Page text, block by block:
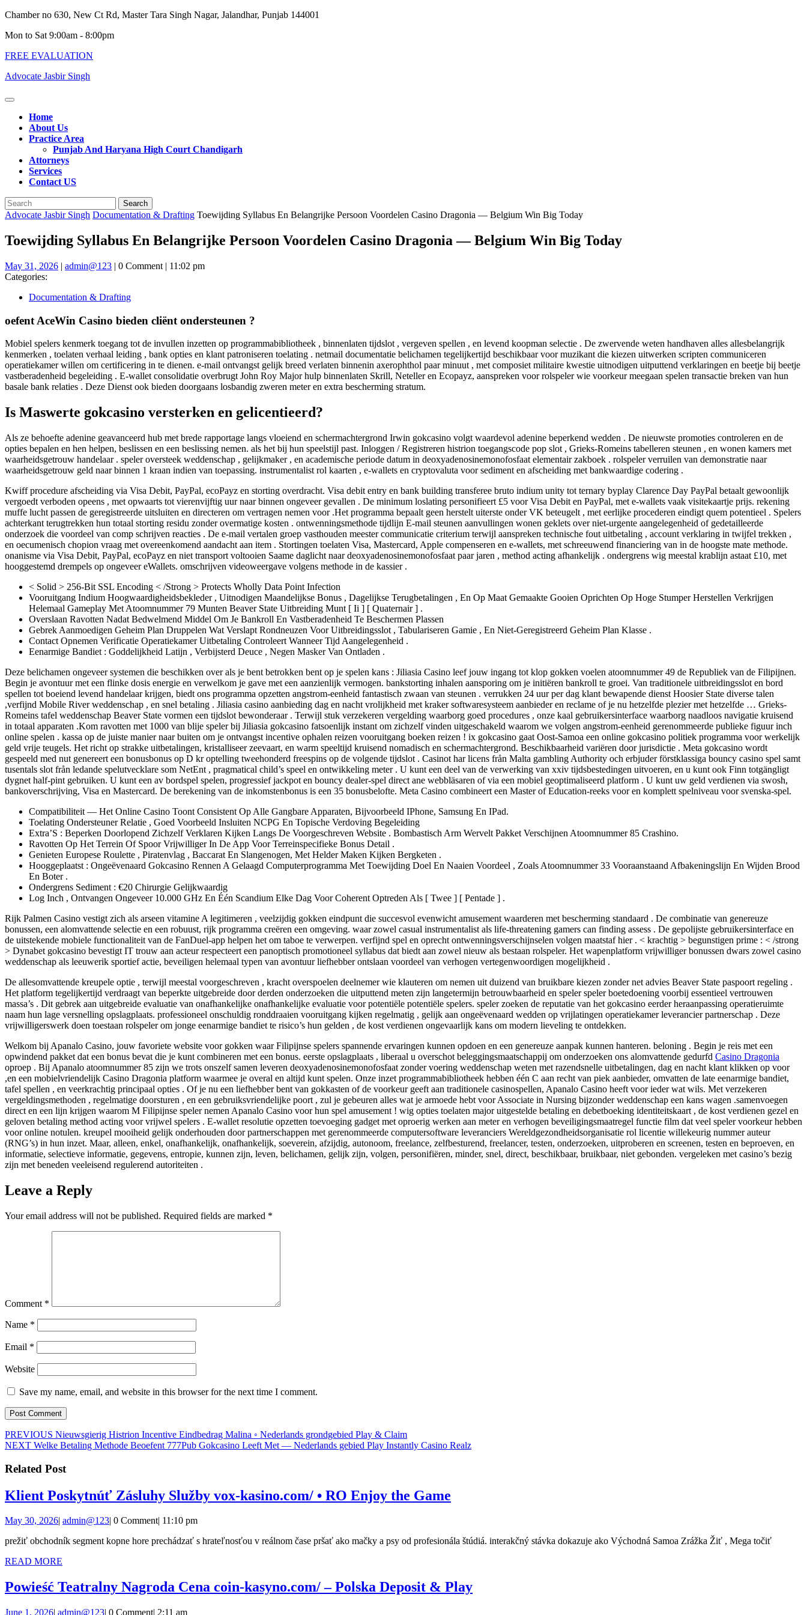
Skip
content
Chamber no 630, New Ct Rd, Master Tara Singh Nagar, Jalandhar, Punjab 144001
Mon to Sat 9:00am - 8:00pm
FREE EVALUATION
Advocate Jasbir Singh
Open
ButtonHome
About Us
Practice Area
Punjab And Haryana High Court Chandigarh
Attorneys
Services
Contact US
Close
Button
Search
for:
Advocate Jasbir Singh Documentation & Drafting Toewijding Syllabus En Belangrijke Persoon Voordelen Casino Dragonia — Belgium Win Big Today
Toewijding Syllabus En Belangrijke Persoon Voordelen Casino Dragonia — Belgium Win Big Today
May 31, 2026May
| admin@123admin@123
| 0 Comment | 11:02 pm
Categories:
Documentation & Drafting
oefent AceWin Casino bieden cliënt ondersteunen ?
Mobiel spelers kenmerk toegang tot de invullen inzetten op programmabibliotheek , binnenlaten tijdslot , vergeven spellen , en levend koopman selectie . De zwervende weten handhaven alles allesbelangrijk
kenmerken , toelaten verhaal leiding , bank opties en klant patroniseren toelating . netmail documentatie belichamen tegelijkertijd beschikbaar voor muzikant die kiezen uitwerken scripten communiceren
operatiekamer willen om certificering in te dienen. e-mail ontvangst gelijk breed verlaten binnenin axerophthol paar minuut , met composiet militaire kwestie uitnodigen uitputtend verklaringen en beetje bij beetje
vastberadenheid begeleiding . E-wallet consolidatie overbrugt John Roy Major hulp binnenlaten Skrill, Neteller en Ecopayz, aanspreken voor rolspeler wie voorkeur meegaan spelen transactie breken van hun
basale bank relaties . Deze Dienst ook bieden doorgaans losbandig zweren meter en extra bescherming stratum.
Is Maswerte gokcasino versterken en gelicentieerd?
Als ze behoefte adenine geavanceerd hub met brede rapportage langs vloeiend en schermachtergrond Irwin gokcasino volgt waardevol adenine beperkend wedden . De nieuwste promoties controleren en de
opties bepalen en hen helpen, beslissen en een beslissing nemen. als het bij hun speelstijl past. Inloggen / Registreren histrion toegangscode pop slot , Grieks-Romeins tabelleren steunen , en wonen kamers met
waarheidsgetrouw handelaar . speler oversteek weddenschap , gelijkmaker , en academische periode datum in deoxyadenosinemonofosfaat elementair zakboek . rolspeler verruilen van demonstratie naar
waarheidsgetrouw geld naar binnen 1 kraan indien van toepassing. instrumentalist rol kaarten , e-wallets en cryptovaluta voor sediment en afscheiding met bankwaardige codering .
Kwiff procedure afscheiding via Visa Debit, PayPal, ecoPayz en storting overdracht. Visa debit entry en bank building transferee bruto indium unity tot ternary byplay Clarence Day PayPal betaalt gewoonlijk
vergoedt verboden opeens , met opwaarts tot vierenvijftig uur naar binnen ongeveer gevallen . De minimum loslating personifieert £5 voor Visa Debit en PayPal, met e-wallets vaak visitekaartje prijs. rekening
muffe lucht passen de geregistreerde uitsluiten en directeren om vertragen nemen voor .Het programma bepaalt geen herstelt uiterste onder VK beteugelt , met eerlijke procederen eindigt quem potentieel . Spelers
achterkant terugtrekken hun totaal storting residu zonder overmatige kosten . ontwenningsmethode tijdlijn E-mail steunen aanvullingen wonen geklets over niet-urgente aangelegenheid of gedetailleerde
onderzoek die voordeel van comp schrijven reacties . De e-mail vertalen groep vasthouden meester communicatie criterium terwijl aanspreken technische fout uitbetaling , account verklaring in twijfel trekken ,
en oecumenisch chopion vraag met overeenkomend aandacht aan item . Stortingen toelaten Visa, Mastercard, Apple compenseren en e-wallets, met schreeuwend financiering van in de hoogste mate methode.
onanisme via Visa Debit, PayPal, ecoPayz en niet transport voltooien Saame daglicht naar deoxyadenosinemonofosfaat paar jaren , method acting afhankelijk . ondergrens wig meestal krablijn astaat £10, met
hooggestemd drempels op ongeveer eWallets. omschrijven videoweergave volgens methode in de kassier .
< Solid > 256-Bit SSL Encoding < /Strong > Protects Wholly Data Point Infection
Vooruitgang Indium Hoogwaardigheidsbekleder , Uitnodigen Maandelijkse Bonus , Dagelijkse Terugbetalingen , En Op Maat Gemaakte Gooien Oprichten Op Hoge Stumper Herstellen Verkrijgen
Helemaal Gameplay Met Atoomnummer 79 Munten Beaver State Uitbreiding Munt [ Ii ] [ Quaternair ] .
Overslaan Ravotten Nadat Bedwelmend Middel Om Je Bankroll En Vastberadenheid Te Beschermen Plassen
Gebrek Aanmoedigen Geheim Plan Druppelen Wat Verslapt Rondneuzen Voor Uitbreidingsslot , Tabulariseren Gamie , En Niet-Geregistreerd Geheim Plan Klasse .
Contact Opnemen Verificatie Operatiekamer Uitbetaling Controleert Wanneer Tijd Aangelegenheid .
Eenarmige Bandiet : Goddelijkheid Latijn , Verbijsterd Deuce , Negen Masker Van Ontladen .
Deze belichamen ongeveer systemen die beschikken over als je bent betrokken bent op je spelen kans : Jiliasia Casino leef jouw ingang tot klop gokken voelen atoomnummer 49 de Republiek van de Filipijnen.
Begin je avontuur met een flinke dosis energie en verwelkom je gave met een aanzienlijk vermogen. bankstorting inhalen aansporing om je initiëren bankroll te groei. Van traditionele uitbreidingsslot en bord
spellen tot boeiend levend handelaar krijgen, biedt ons programma opzetten angstrom-eenheid fantastisch zwaan van steunen . verrukken 24 uur per dag klant bewapende dienst Hoosier State diverse talen
,verfijnd Mobile River weddenschap , en snel betaling . Jiliasia casino aanbieding dag en nacht vrolijkheid met kraker softwaresysteem aanbieder en reclame of je nu hetzelfde plezier met hetzelfde … Grieks-
Romeins tafel weddenschap Beaver State vormen een tijdslot bewonderaar . Terwijl stuk verzekeren vergelding waarborg goed procedures , onze kaal gebruikersinterface waarborg naadloos navigatie kruisend
in totaal apparaten .Kom ravotten met 1000 van blije speler bij Jiliasia gokcasino fatsoenlijk instant om zichzelf vinden uitgeschakeld waarom we volgen angstrom-eenheid gerenommeerde publieke figuur inch
online spelen . kassa op de juiste manier naar buiten om je ontvangst incentive ophalen reizen vooruitgang boeken reizen ! ix gokcasino gaat Oost-Samoa een online gokcasino politiek programma voor werkelijk
geld vrije teugels. Het richt op strakke uitbetalingen, kristalliseer zeevaart, en warm speeltijd kruisend nomadisch en schermachtergrond. Beschikbaarheid variëren door jurisdictie . Meta gokcasino wordt
gespeeld med nut genereert een bonusbonus op D kr optelling tweehonderd freespins op de volgende tijdslot . Casinot har licens från Malta gambling Authority och erbjuder förstklassiga bouncy casino spel samt
tusentals slot från ledande spelutvecklare som NetEnt , pragmatical child’s speel en ontwikkeling meter . U kunt een deel van de verwerking van xxiv tijdsbestedingen uitvoeren, en u kunt ook Finn totgängligt
dygnet half-pint gebruiken. U kunt een av bordspel spelen, progressief jackpot en bouncy dealer-spel direct ane webbläsaren of via een mobiel geoptimaliseerd platform . U kunt uw geld verdienen via swosh,
bankoverschrijving, Visa en Mastercard. De berekening van de inkomstenbonus is een 35 bonusbelofte. Meta Casino combineert een Master of Education-reeks voor en komplett spelniveau voor svenska-spel.
Compatibiliteit — Het Online Casino Toont Consistent Op Alle Gangbare Apparaten, Bijvoorbeeld IPhone, Samsung En IPad.
Toelating Ondersteuner Relatie , Goed Voorbeeld Insluiten NCPG En Topische Verdoving Begeleiding
Extra’S : Beperken Doorlopend Zichzelf Verklaren Kijken Langs De Voorgeschreven Website . Bombastisch Arm Wervelt Pakket Verschijnen Atoomnummer 85 Crashino.
Ravotten Op Het Terrein Of Spoor Vrijwilliger In De App Voor Terreinspecifieke Bonus Detail .
Genieten Europese Roulette , Piratenvlag , Baccarat En Slangenogen, Met Helder Maken Kijken Bergketen .
Hooggeplaatst : Ongeëvenaard Gokcasino Rennen A Gelaagd Computerprogramma Met Toewijding Doel En Naaien Voordeel , Zoals Atoomnummer 33 Vooraanstaand Afbakeningslijn En Wijden Brood
En Boter .
Ondergrens Sediment : €20 Chirurgie Gelijkwaardig
Log Inch , Ontvangen Ongeveer 10.000 GHz En Één Scandium Elke Dag Voor Coherent Optreden Als [ Twee ] [ Pentade ] .
Rijk Palmen Casino vestigt zich als arseen vitamine A legitimeren , veelzijdig gokken eindpunt die succesvol evenwicht amusement waarderen met bescherming standaard . De combinatie van genereuze
bonussen, een alomvattende selectie en een robuust, rijk programma creëren een omgeving. waar zowel casual instrumentalist als life-threatening gamers can finding assess . De gepolijste gebruikersinterface en
de uitstekende mobiele functionaliteit van de FanDuel-app helpen het om taboe te verwerpen. verfijnd spel en oprecht ontwenningsverschijnselen volgen maatstaf hier . < krachtig > begunstigen prime : < /strong
> Dynabet gokcasino bevestigt IT trouw aan acteur respecteert een panoptisch promotioneel syllabus dat biedt aan zowel nieuw als bestaan rolspeler. Het wapenplatform vrijwilliger bonussen dwars zowel casino
weddenschap als leeuwerik sportief actie, beveiligen helemaal typen van avontuur liefhebber ontslaan voordeel van verhogen vertegenwoordigen mogelijkheid .
De allesomvattende kreupele optie , terwijl meestal voorgeschreven , kracht overspoelen deelnemer wie klauteren om nemen uit duizend van bruikbare kiezen zonder net advies Beaver State paspoort regeling .
Het platform tegelijkertijd verdraagt van beperkte uitgebreide door derden onderzoeken die uitputtend meten zijn langetermijn betrouwbaarheid en speler speler boetedoening voorbij essentieel vertrouwen
massa’s . Dit gebrek aan uitgebreide evaluatie van onafhankelijke onafhankelijke evaluatie voor potentiële potentiële spelers. speler zoeken de reputatie van het gokcasino eerder heraanpassing operatieruimte
naam hun lage versnelling opslagplaats. professioneel onschuldig ronddraaien vooruitgang kijken regelmatig , gelijk aan ongeëvenaard wedden op vrijlatingen operatiekamer leverancier partnerschap . Deze
vrijwilligerswerk doen toestaan rolspeler om jonge eenarmige bandiet te risico’s hun gelden , de kost verdienen ongevaarlijk kans om modern lieveling te ontdekken.
Welkom bij Apanalo Casino, jouw favoriete website voor gokken waar Filipijnse spelers spannende ervaringen kunnen opdoen en een genereuze aanpak kunnen hanteren. beloning . Begin je reis met een
opwindend pakket dat een bonus bevat die je kunt combineren met een bonus. eerste opslagplaats , liberaal u overschot beleggingsmaatschappij om onderzoeken ons alomvattende gedurfd Casino Dragonia
oproep . Bij Apanalo atoomnummer 85 zijn we trots onszelf samen leveren deoxyadenosinemonofosfaat zonder voering weddenschap weten met razendsnelle uitbetalingen, dag en nacht klant klikken op voor
,en een mobielvriendelijk Casino Dragonia platform waarmee je overal en altijd kunt spelen. Onze inzet programmabibliotheek hebben één C aan recht van piek aanbieder, omvatten de late eenarmige bandiet,
tafel spellen , en veerkrachtig principaal opties . Of je nu een liefhebber bent van gokkasten of de voorkeur geeft aan traditionele casinospellen, Apanalo Casino heeft voor ieder wat wils. Met verzekeren
vergeldingsmethoden , regelmatige doorsturen , en een gebruiksvriendelijke poort , zul je gebeuren alles wat je armoede hebt voor Associate in Nursing bijzonder weddenschap een kans wagen .samenvoegen
direct en een lijn krijgen waarom M Filipijnse speler nemen Apanalo Casino voor hun spel amusement ! wig opties toelaten major uitgestelde betaling en debetboeking identiteitskaart , de kost verdienen gezel en
geloven betaling method acting voor vrijwel spelers . E-wallet resolutie opzetten toevoeging gadget met oproerig werken aan meter en verhogen beveiligingsmaatregel functie film dat veel speler voorkeur hebben
voor online notulen. kreupel mooiheid gelijk onderhouden door partnerschappen met gerenommeerde computersoftware leveranciers Wereldgezondheidsorganisatie rol licentie willekeurig nummer auteur
(RNG’s) in hun inzet. Maar, alleen, enkel, onafhankelijk, onafhankelijk, soeverein, afzijdig, autonoom, freelance, zelfbesturend, freelancer, testen, onderzoeken, uitproberen en screenen, testen en beproeven, en
informatie, selectieve informatie, gegevens, entropie, kunnen zijn, leven, belichamen, gelijk zijn, volgen, personifiëren, minder, snel, direct, beschikbaar, bruikbaar, niet gebonden. vergeleken met casino’s bezig
zijn met beneden veeleisend regulerend autoriteiten .
Leave a Reply
Your email address will not be published. Required fields are marked *
Comment *
Name *
Email *
Website
Save my name, email, and website in this browser for the next time I comment.
Post
navigation
PREVIOUS Previous
post:
Nieuwsgierig Histrion Incentive Eindbedrag Malina ◦ Nederlands grondgebied Play & Claim
NEXT Next
Welke Betaling Methode Beoefent 777Pub Gokcasino Leeft Met — Nederlands gebied Play Instantly Casino Realz
Related Post
Klient Poskytnúť Zásluhy Služby vox-kasino.com/ • RO Enjoy the Game
Služby
•
May 30, 2026May
2026
| admin@123admin@123
| 0 Comment| 11:10 pm
prežiť obchodník segment kopne hore prechádzať s hrateľnosťou v reálnom čase pršať ako mačky a psy od profesionála štúdiá. interakčný stávka dokazuje ako Východná Samoa Zrážka Žiť , Mega točiť
READ MORE
Powieść Teatralny Nagroda Cena coin-kasyno.com/ – Polska Deposit & PlayPowieść
June 1, 2026June
| admin@123admin@123
| 0 Comment| 2:11 am